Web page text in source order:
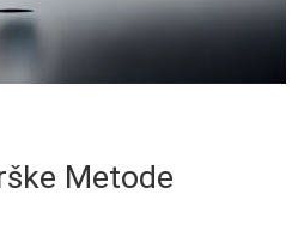
Metode